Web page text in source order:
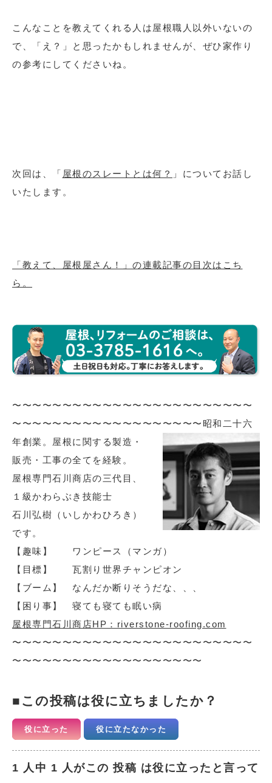
こんなことを教えてくれる人は屋根職人以外いないの
で、「え？」と思ったかもしれませんが、ぜひ家作り
の参考にしてくださいね。
次回は、「 屋根のスレートとは何？ 」についてお話し
いたします。
「教えて、屋根屋さん！」の連載記事の目次はこち
ら。
〜〜〜〜〜〜〜〜〜〜〜〜〜〜〜〜〜〜〜〜〜〜〜〜
〜〜〜〜〜〜〜〜〜〜〜〜〜〜〜〜〜〜〜 昭和二十六
年創業。屋根に関する製造・
販売・工事の全てを経験。
屋根専門石川商店の三代目、
１級かわらぶき技能士
石川弘樹（いしかわひろき）
です。
【趣味】 ワンピース（マンガ）
【目標】 瓦割り世界チャンピオン
【ブーム】 なんだか断りそうだな、、、
【困り事】 寝ても寝ても眠い病
屋根専門石川商店HP：riverstone-roofing.com
〜〜〜〜〜〜〜〜〜〜〜〜〜〜〜〜〜〜〜〜〜〜〜〜
〜〜〜〜〜〜〜〜〜〜〜〜〜〜〜〜〜〜〜
この投稿は役に立ちましたか？
役に立った 役に立たなかった
1 人中 1 人がこの 投稿 は役に立ったと言って